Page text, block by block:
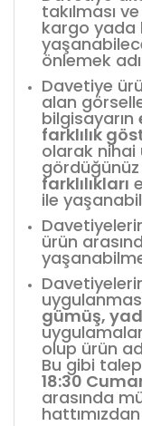
takılması
kargo yada
önlemek
Davetiye
alan
bilgisayarın
farklılık
olarak nihai
farklılıkları
ile
ürün
gümüş,
olup ürün
Bu gibi
18:30
arasında